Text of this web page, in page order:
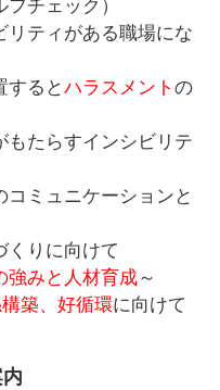
チェック）
ティがある職場にな
するとハラスメント の
たらすインシビリテ
ミュニケーションと
りに向けて
強みと人材育成～
築、好循環に向けて